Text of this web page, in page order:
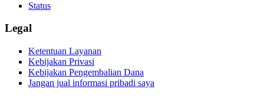
Status
Legal
Ketentuan Layanan
Kebijakan Privasi
Kebijakan Pengembalian Dana
Jangan jual informasi pribadi saya